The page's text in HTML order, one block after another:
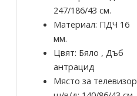
247/186/43 см.
Материал: ПДЧ 16
мм.
Цвят: Бяло , Дъб
антрацид
Място за телевизор